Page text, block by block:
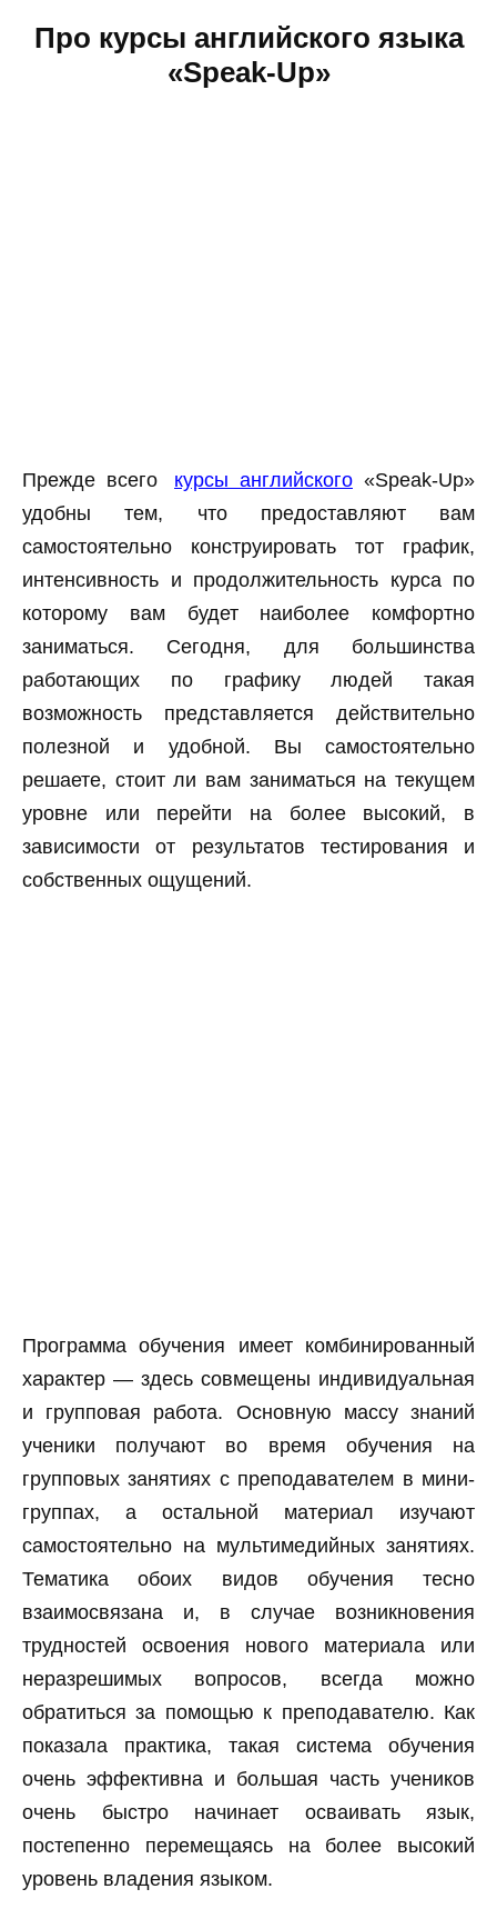
Про курсы английского языка
«Speak-Up»
Прежде всего курсы английского «Speak-Up»
удобны тем, что предоставляют вам
самостоятельно конструировать тот график,
интенсивность и продолжительность курса по
которому вам будет наиболее комфортно
заниматься. Сегодня, для большинства
работающих по графику людей такая
возможность представляется действительно
полезной и удобной. Вы самостоятельно
решаете, стоит ли вам заниматься на текущем
уровне или перейти на более высокий, в
зависимости от результатов тестирования и
собственных ощущений.
Программа обучения имеет комбинированный
характер — здесь совмещены индивидуальная
и групповая работа. Основную массу знаний
ученики получают во время обучения на
групповых занятиях с преподавателем в мини-
группах, а остальной материал изучают
самостоятельно на мультимедийных занятиях.
Тематика обоих видов обучения тесно
взаимосвязана и, в случае возникновения
трудностей освоения нового материала или
неразрешимых вопросов, всегда можно
обратиться за помощью к преподавателю. Как
показала практика, такая система обучения
очень эффективна и большая часть учеников
очень быстро начинает осваивать язык,
постепенно перемещаясь на более высокий
уровень владения языком.